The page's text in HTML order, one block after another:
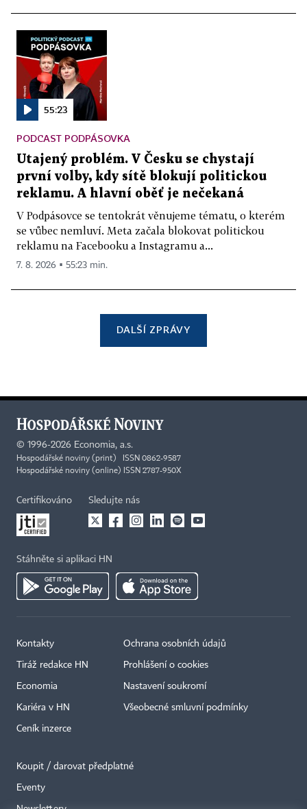
55:23
PODCAST PODPÁSOVKA
Utajený problém. V Česku se chystají
první volby, kdy sítě blokují politickou
reklamu. A hlavní oběť je nečekaná
V Podpásovce se tentokrát věnujeme tématu, o kterém
se vůbec nemluví. Meta začala blokovat politickou
reklamu na Facebooku a Instagramu a...
7. 8. 2026 ▪ 55:23 min.
DALŠÍ ZPRÁVY
© 1996-2026 Economia, a.s.
Hospodářské noviny (print) ISSN 0862-9587
Hospodářské noviny (online) ISSN 2787-950X
Certifikováno Sledujte nás
Stáhněte si aplikaci HN
Kontakty
Tiráž redakce HN
Economia
Kariéra v HN
Ceník inzerce
Ochrana osobních údajů
Prohlášení o cookies
Nastavení soukromí
Všeobecné smluvní podmínky
Koupit / darovat předplatné
Eventy